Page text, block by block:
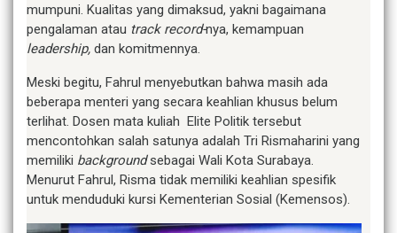
mumpuni. Kualitas yang dimaksud, yakni bagaimana
pengalaman atau track record-nya, kemampuan
leadership, dan komitmennya.
Meski begitu, Fahrul menyebutkan bahwa masih ada
beberapa menteri yang secara keahlian khusus belum
terlihat. Dosen mata kuliah Elite Politik tersebut
mencontohkan salah satunya adalah Tri Rismaharini yang
memiliki backgroundsebagai Wali Kota Surabaya.
Menurut Fahrul, Risma tidak memiliki keahlian spesifik
untuk menduduki kursi Kementerian Sosial (Kemensos).